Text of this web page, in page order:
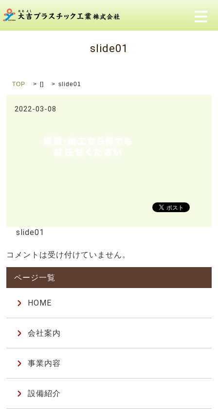
メ
slide01
TOP [] slide01
2022-03-08
slide01
コメントは受け付けていません。
HOME
会社案内
事業内容
設備紹介